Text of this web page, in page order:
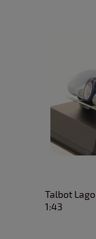
Talbot
1:43